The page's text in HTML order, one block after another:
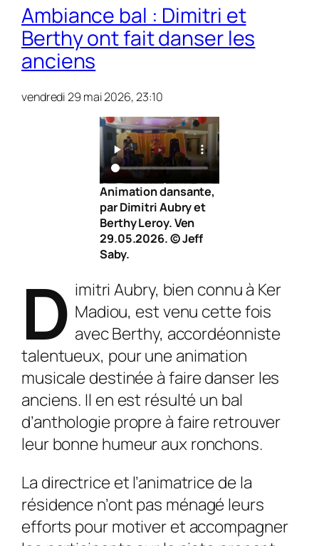
Ambiance bal : Dimitri et
Berthy ont fait danser les
anciens
vendredi 29 mai 2026, 23:10
Animation dansante,
par Dimitri Aubry et
Berthy Leroy. Ven
29.05.2026. © Jeff
Saby.
D imitri Aubry, bien connu à Ker
Madiou, est venu cette fois
avec Berthy, accordéonniste
talentueux, pour une animation
musicale destinée à faire danser les
anciens. Il en est résulté un bal
d’anthologie propre à faire retrouver
leur bonne humeur aux ronchons.
La directrice et l’animatrice de la
résidence n’ont pas ménagé leurs
efforts pour motiver et accompagner